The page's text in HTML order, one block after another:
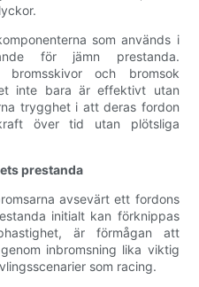
som används i
för jämn prestanda.
bromsskivor och bromsok
inte bara är effektivt utan
trygghet i att deras fordon
över tid utan plötsliga
prestanda
avsevärt ett fordons
initialt kan förknippas
är förmågan att
inbromsning lika viktig
som racing.